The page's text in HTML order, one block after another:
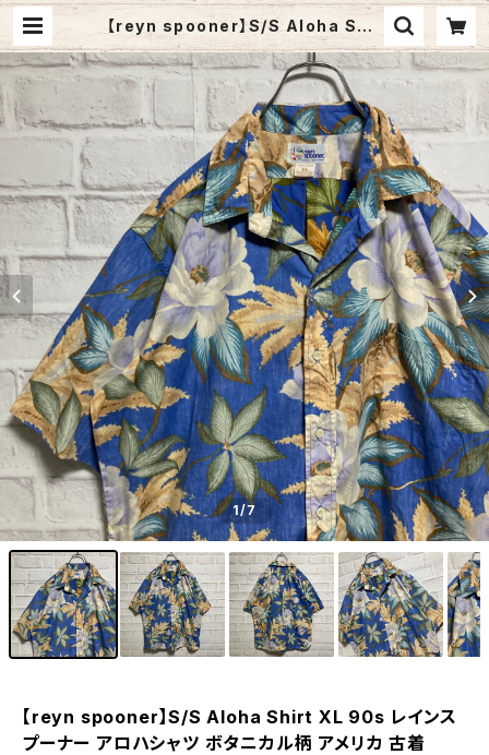
【reyn spooner】S/S Aloha Shir
t XL 90s レインスプーナー アロハ
シャツ ボタニカル柄 アメリカ 古着 |
Fuzzy Fuzzy
1/7
【reyn spooner】S/S Aloha Shirt XL 90s レインス
プーナー アロハシャツ ボタニカル柄 アメリカ 古着